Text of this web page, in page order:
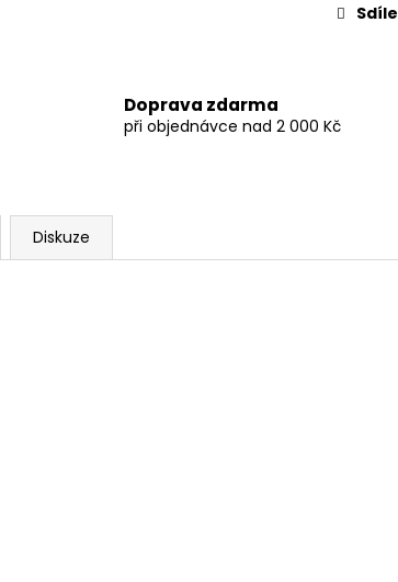
Doprava zdarma
při objednávce nad 2 000 Kč
Diskuze